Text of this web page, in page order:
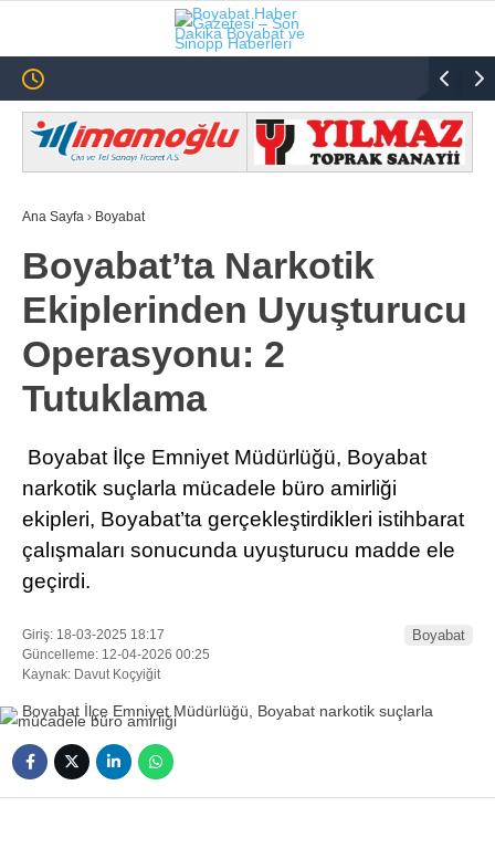
19.6°
GALERİ VİDEO
SIYASET
GENEL
SPOR
SERVISLER
Ana Sayfa › Boyabat
Boyabat’ta Narkotik
Ekiplerinden Uyuşturucu
Operasyonu: 2
Tutuklama
Boyabat İlçe Emniyet Müdürlüğü, Boyabat
narkotik suçlarla mücadele büro amirliği
ekipleri, Boyabat’ta gerçekleştirdikleri istihbarat
çalışmaları sonucunda uyuşturucu madde ele
geçirdi.
Giriş: 18-03-2025 18:17
Güncelleme: 12-04-2026 00:25
Kaynak: Davut Koçyiğit
Boyabat